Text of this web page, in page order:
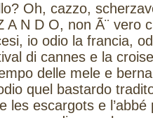
Oh, cazzo,
A N D O, non Ã¨ vero
io odio la francia,
di cannes e la
delle mele e
quel bastardo
les escargots e